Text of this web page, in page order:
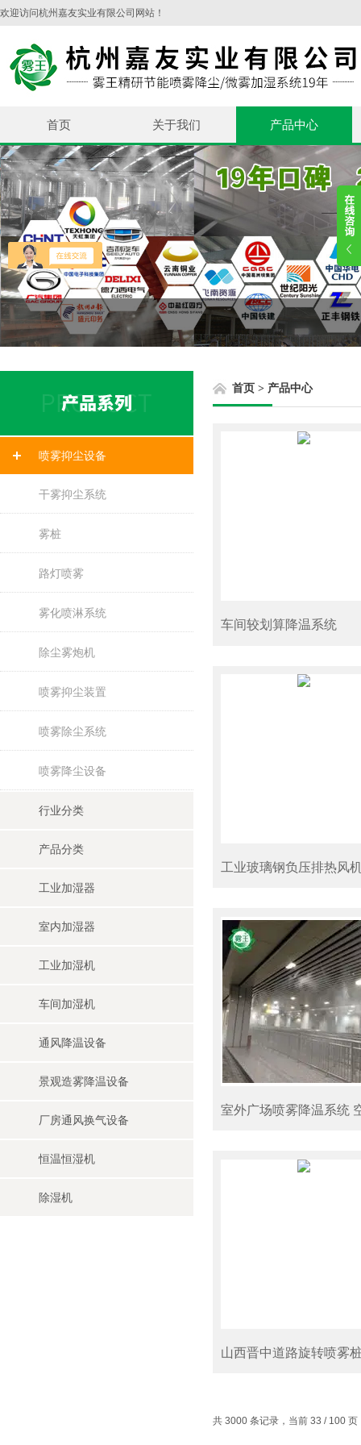
欢迎访问杭州嘉友实业有限公司网站！
首页 关于我们 产品中心
喷雾抑尘设备
干雾抑尘系统
雾桩
路灯喷雾
雾化喷淋系统
除尘雾炮机
喷雾抑尘装置
喷雾除尘系统
喷雾降尘设备
行业分类
产品分类
工业加湿器
室内加湿器
工业加湿机
车间加湿机
通风降温设备
景观造雾降温设备
厂房通风换气设备
恒温恒湿机
除湿机
首页 > 产品中心
车间较划算降温系统
工业玻璃钢负压排热风
共 3000 条记录，当前 33 / 100